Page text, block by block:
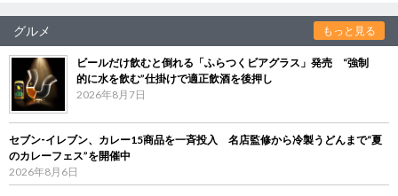
グルメ もっと見る
ビールだけ飲むと倒れる「ふらつくビアグラス」発売 “強制
的に水を飲む”仕掛けで適正飲酒を後押し
2026年8月7日
セブン‐イレブン、カレー15商品を一斉投入 名店監修から冷製うどんまで“夏
のカレーフェス”を開催中
2026年8月6日